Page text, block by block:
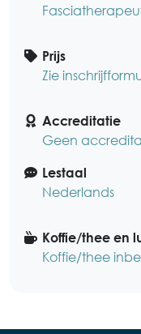
Prijs
Zie
Accreditatie
Geen
Lestaal
Nederlands
Koffie/thee en
Koffie/thee